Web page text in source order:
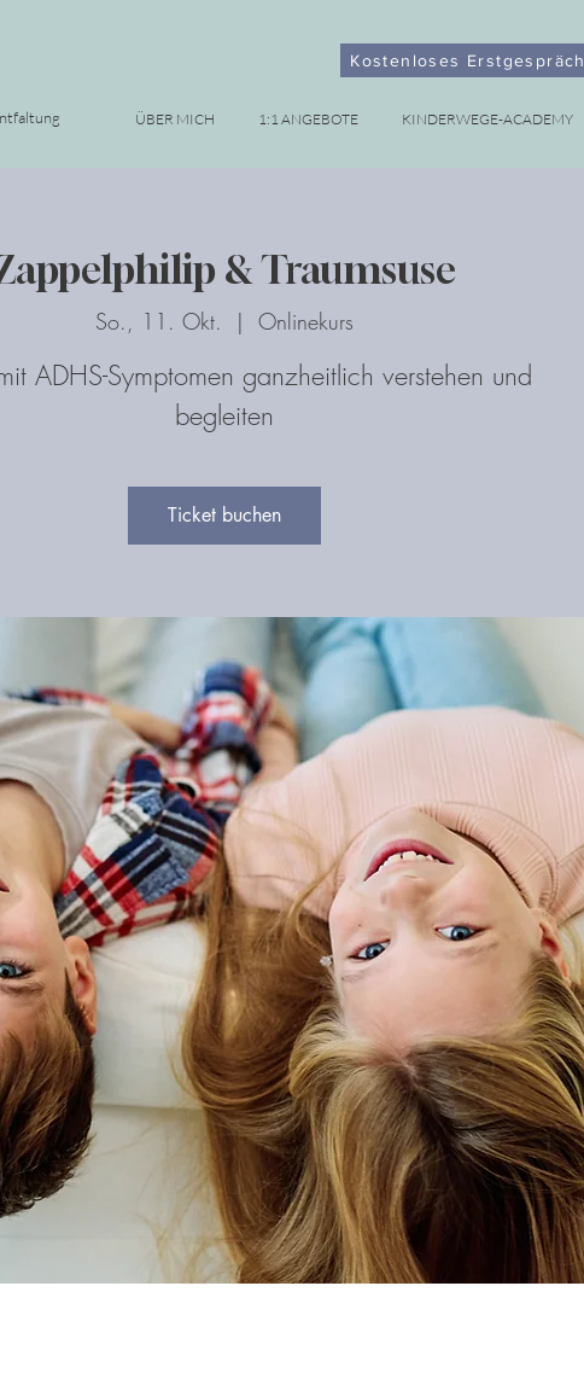
Kostenloses Erstgespräch
ÜBER MICH 1:1 ANGEBOTE KINDERWEGE-ACADEMY
& Traumsuse
So., 11. Okt.
  |
Onlinekurs
ADHS-Symptomen ganzheitlich verstehen und
begleiten
Ticket buchen